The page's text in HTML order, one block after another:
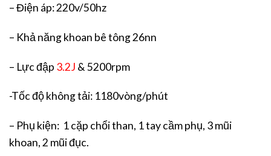
– Điện áp: 220v/50hz
– Khả năng khoan bê tông 26nn
– Lực đập 3.2J & 5200rpm
-Tốc độ không tải: 1180vòng/phút
– Phụ kiện: 1 cặp chổi than, 1 tay cầm phụ, 3 mũi
khoan, 2 mũi đục.